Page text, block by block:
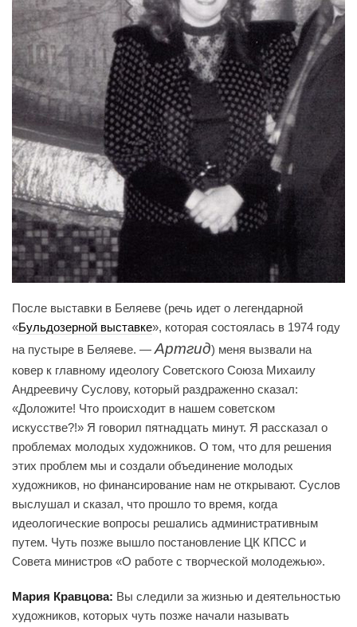
После выставки в Беляеве (речь идет о легендарной
«Бульдозерной выставке», которая состоялась в 1974 году
на пустыре в Беляеве. —Артгид) меня вызвали на
ковер к главному идеологу Советского Союза Михаилу
Андреевичу Суслову, который раздраженно сказал:
«Доложите! Что происходит в нашем советском
искусстве?!» Я говорил пятнадцать минут. Я рассказал о
проблемах молодых художников. О том, что для решения
этих проблем мы и создали объединение молодых
художников, но финансирование нам не открывают. Суслов
выслушал и сказал, что прошло то время, когда
идеологические вопросы решались административным
путем. Чуть позже вышло постановление ЦК КПСС и
Совета министров «О работе с творческой молодежью».
Мария Кравцова: Вы следили за жизнью и деятельностью
художников, которых чуть позже начали называть